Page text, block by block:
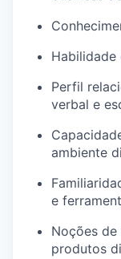
Perfil
verbal e
ambiente
e
Noções
produtos